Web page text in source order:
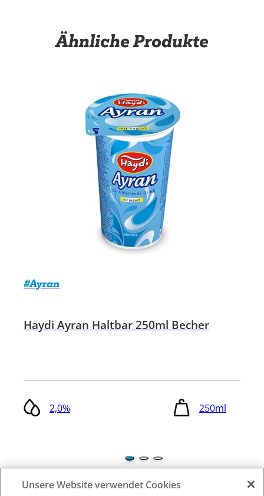
Ähnliche Produkte
#Ayran
Haydi Ayran Haltbar 250ml Becher
2,0% 250ml
Unsere Website verwendet Cookies